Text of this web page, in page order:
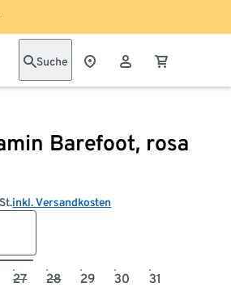
Suche
Barefoot, rosa
inkl. Versandkosten
27 28 29 30 31